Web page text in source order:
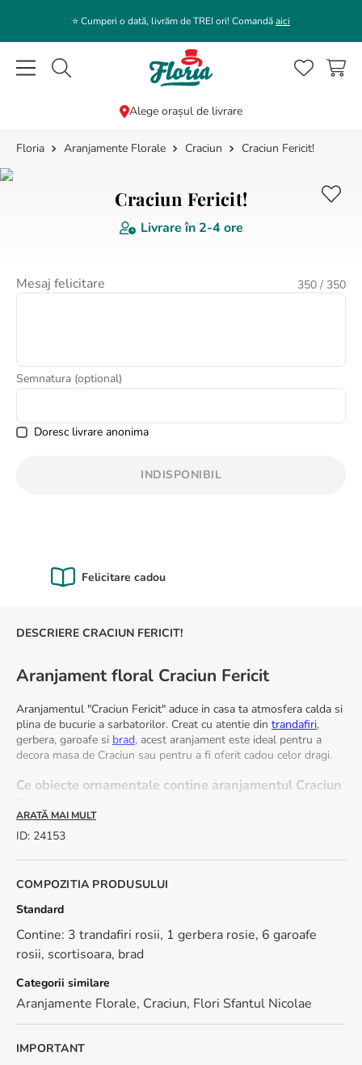
⭐️ Cumperi o dată, livrăm de TREI ori! Comandăaici
Caută flori, plante, cadouri...
Alege orașul de livrare
Aranjamente Florale Craciun Craciun Fericit!
Craciun Fericit!
Livrare în 2-4 ore
Mesaj felicitare 350 / 350
Semnatura (optional)
Doresc livrare anonima
INDISPONIBIL
Calitate Garantată
DESCRIERE CRACIUN FERICIT!
Aranjament floral Craciun Fericit
Aranjamentul "Craciun Fericit" aduce in casa ta atmosfera calda si
plina de bucurie a sarbatorilor. Creat cu atentie din trandafiri,
gerbera, garoafe si brad, acest aranjament este ideal pentru a
decora masa de Craciun sau pentru a fi oferit cadou celor dragi.
Ce obiecte ornamentale contine aranjamentul Craciun
Aranjamentul include flori de sezon, verdeata specifica iernii si
Toate elementele sunt alese atent pentru a crea un design
armonios si festiv.
Cum se ingrijeste aranjamentul Craciun Fericit?
Pastreaza buretele floral usor umed, adaugand putina apa
la 1-2 zile.
puternica sau soare direct.
Livrare rapidă in 2-4 ore in peste 100 de orașe
ARATĂ MAI MULT
ID: 24153
COMPOZITIA PRODUSULUI
Standard
Contine: 3 trandafiri rosii, 1 gerbera rosie, 6 garoafe
rosii, scortisoara, brad
Categorii similare
Aranjamente Florale, Craciun, Flori Sfantul Nicolae
IMPORTANT
CĂUTĂRI POPULARE
5.
buchet lalele
8
buchet crini
10
crin